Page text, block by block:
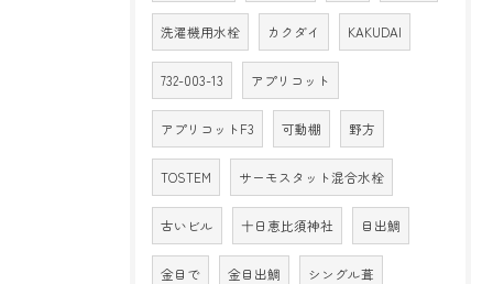
洗濯機用水栓 カクダイ KAKUDAI
732-003-13 アプリコット
アプリコットF3 可動棚 野方
TOSTEM サーモスタット混合水栓
古いビル 十日恵比須神社 目出鯛
金目で 金目出鯛 シングル葺